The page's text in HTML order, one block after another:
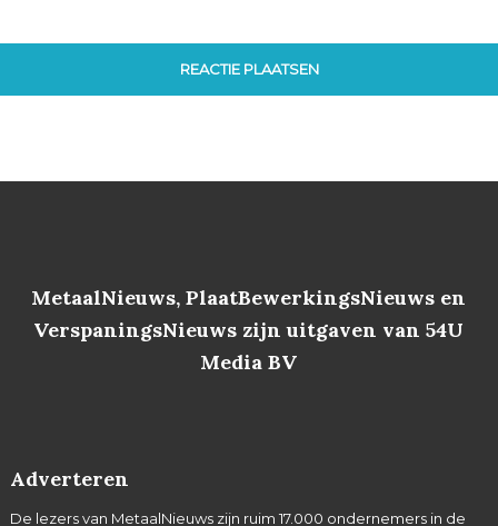
MetaalNieuws, PlaatBewerkingsNieuws en
VerspaningsNieuws zijn uitgaven van 54U
Media BV
Adverteren
De lezers van MetaalNieuws zijn ruim 17.000 ondernemers in de